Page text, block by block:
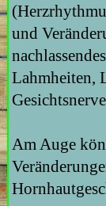
und
Lahmheiten,
Am Auge